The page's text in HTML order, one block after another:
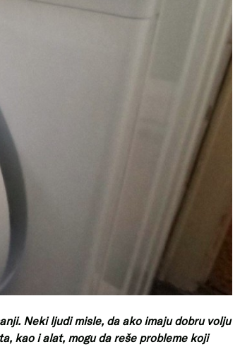
Neki ljudi misle, da ako imaju dobru volju
kao i alat, mogu da reše probleme koji